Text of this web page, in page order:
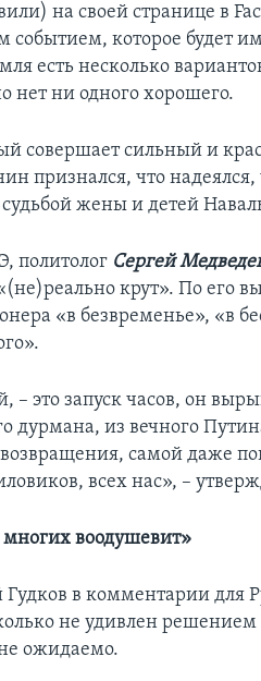
на своей странице в
событием, которое будет
есть несколько
нет ни одного хорошего.
совершает сильный и
признался, что надеялся,
жены и детей
политолог Сергей
крут». По его
«в безвременье», «в
– это запуск часов, он
дурмана, из вечного
самой даже
всех нас», –
воодушевит»
в комментарии для
не удивлен
ожидаемо.